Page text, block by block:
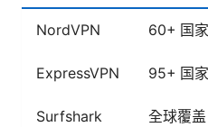
NordVPN 60+ 国
ExpressVPN 95+ 国家
Surfshark 全球覆